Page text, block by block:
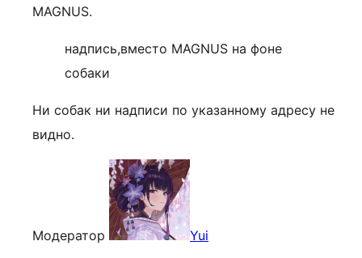
MAGNUS.
надпись,вместо MAGNUS на фоне
собаки
Ни собак ни надписи по указанному адресу не
видно.
Модератор Yui